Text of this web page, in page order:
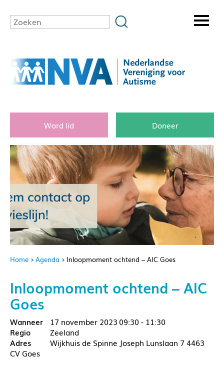
Word lid Doneer
Home Agenda Inloopmoment ochtend – AIC Goes
Inloopmoment ochtend – AIC
Goes
17 november 2023 09:30 - 11:30
Zeeland
Wijkhuis de Spinne Joseph Lunslaan 7 4463
CV Goes